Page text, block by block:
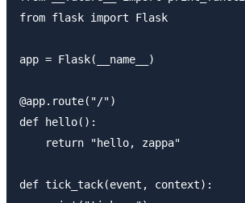
from flask import Flask
app = Flask(__name__)
@app.route("/")
def hello():
    return "hello, zappa"
def tick_tack(event, context):